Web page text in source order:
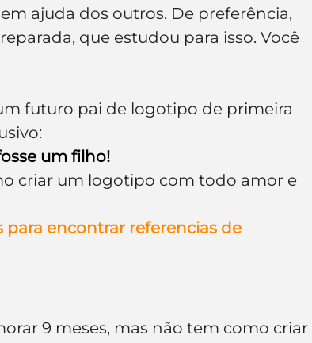
ajuda dos outros. De preferência,
que estudou para isso. Você
futuro pai de logotipo de primeira
um filho!
criar um logotipo com todo amor e
para encontrar referencias de
9 meses, mas não tem como criar